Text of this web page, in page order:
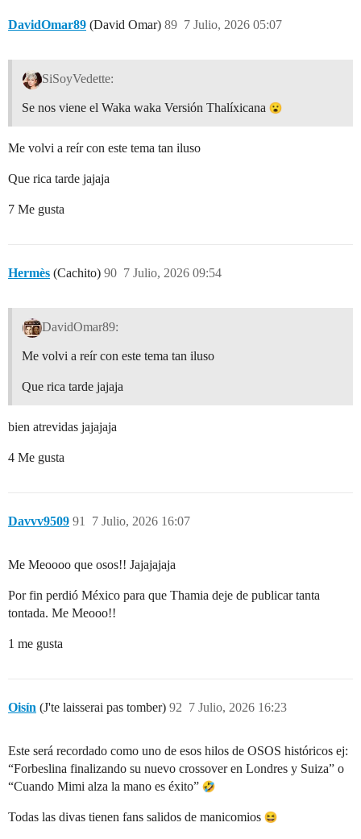
DavidOmar89 (David Omar) 7 Julio, 2026 05:07
89
SiSoyVedette:
Se nos viene el Waka waka Versión Thalíxicana
Me volvi a reír con este tema tan iluso
Que rica tarde jajaja
7 Me gusta
Hermès (Cachito) 7 Julio, 2026 09:54
90
DavidOmar89:
Me volvi a reír con este tema tan iluso
Que rica tarde jajaja
bien atrevidas jajajaja
4 Me gusta
Davvv9509 7 Julio, 2026 16:07
91
Me Meoooo que osos!! Jajajajaja
Por fin perdió México para que Thamia deje de publicar tanta
tontada. Me Meooo!!
1 me gusta
Oisín (J'te laisserai pas tomber) 7 Julio, 2026 16:23
92
Este será recordado como uno de esos hilos de OSOS históricos ej:
“Forbeslina finalizando su nuevo crossover en Londres y Suiza” o
“Cuando Mimi alza la mano es éxito”
Todas las divas tienen fans salidos de manicomios